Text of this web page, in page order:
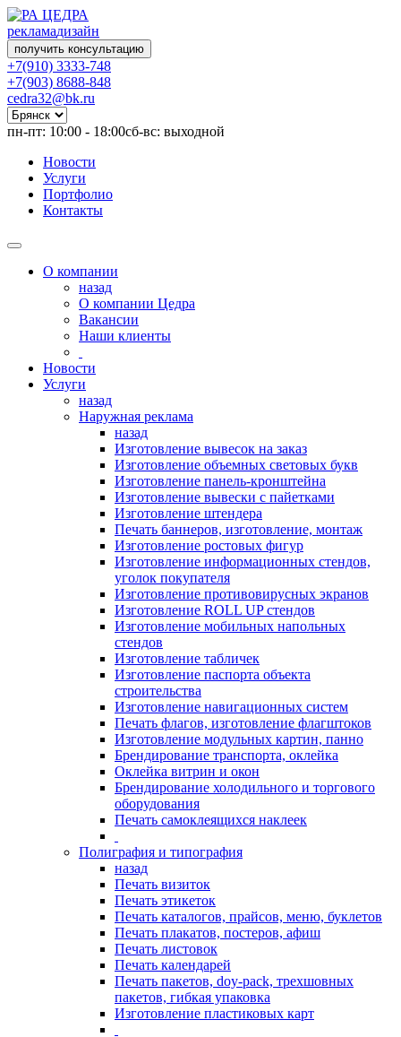
рекламадизайн
получить консультацию
+7(910) 3333-748
+7(903) 8688-848
cedra32@bk.ru
пн-пт: 10:00 - 18:00сб-вс: выходной
Новости
Услуги
Портфолио
Контакты
О компании
назад
О компании Цедра
Вакансии
Наши клиенты
Новости
Услуги
назад
Наружная реклама
назад
Изготовление вывесок на заказ
Изготовление объемных световых букв
Изготовление панель-кронштейна
Изготовление вывески с пайетками
Изготовление штендера
Печать баннеров, изготовление, монтаж
Изготовление ростовых фигур
Изготовление информационных стендов,
уголок покупателя
Изготовление противовирусных экранов
Изготовление ROLL UP стендов
Изготовление мобильных напольных
стендов
Изготовление табличек
Изготовление паспорта объекта
строительства
Изготовление навигационных систем
Печать флагов, изготовление флагштоков
Изготовление модульных картин, панно
Брендирование транспорта, оклейка
Оклейка витрин и окон
Брендирование холодильного и торгового
оборудования
Печать самоклеящихся наклеек
Полиграфия и типография
назад
Печать визиток
Печать этикеток
Печать каталогов, прайсов, меню, буклетов
Печать плакатов, постеров, афиш
Печать листовок
Печать календарей
Печать пакетов, doy-pack, трехшовных
пакетов, гибкая упаковка
Изготовление пластиковых карт